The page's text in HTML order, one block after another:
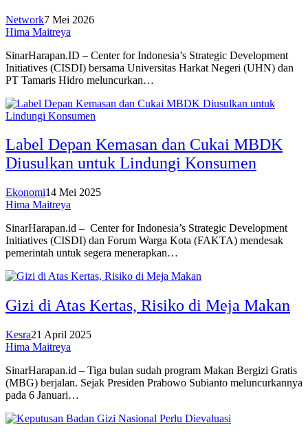
Network7 Mei 2026
Hima Maitreya
SinarHarapan.ID – Center for Indonesia’s Strategic Development
Initiatives (CISDI) bersama Universitas Harkat Negeri (UHN) dan
PT Tamaris Hidro meluncurkan…
Label Depan Kemasan dan Cukai MBDK
Diusulkan untuk Lindungi Konsumen
Ekonomi14 Mei 2025
Hima Maitreya
SinarHarapan.id – Center for Indonesia’s Strategic Development
Initiatives (CISDI) dan Forum Warga Kota (FAKTA) mendesak
pemerintah untuk segera menerapkan…
Gizi di Atas Kertas, Risiko di Meja Makan
Kesra21 April 2025
Hima Maitreya
SinarHarapan.id – Tiga bulan sudah program Makan Bergizi Gratis
(MBG) berjalan. Sejak Presiden Prabowo Subianto meluncurkannya
pada 6 Januari…